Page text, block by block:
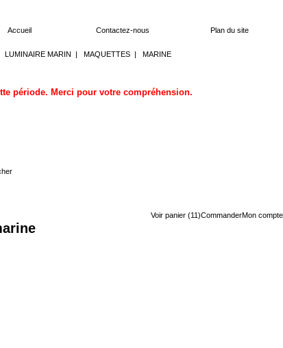
Accueil Contactez-nous Plan du site
LUMINAIRE MARIN | MAQUETTES | MARINE
période. Merci pour votre compréhension.
Voir panier (11)CommanderMon compte